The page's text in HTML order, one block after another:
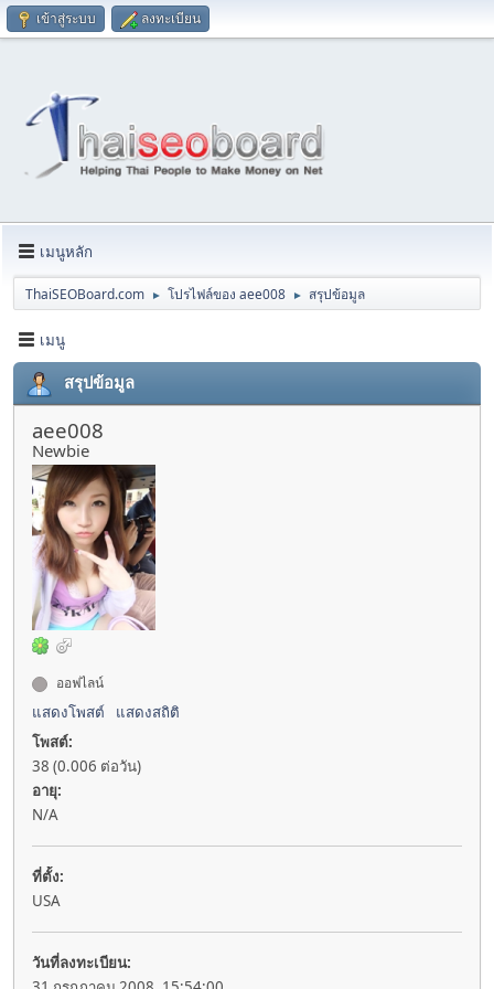
เข้าสู่ระบบ ลงทะเบียน
เมนูหลัก
ThaiSEOBoard.com ► โปรไฟล์ของ aee008 ► สรุปข้อมูล
เมนู
สรุปข้อมูล
aee008
Newbie
ออฟไลน์
แสดงโพสต์
แสดงสถิติ
โพสต์:
38 (0.006 ต่อวัน)
อายุ:
N/A
ที่ตั้ง:
USA
วันที่ลงทะเบียน: